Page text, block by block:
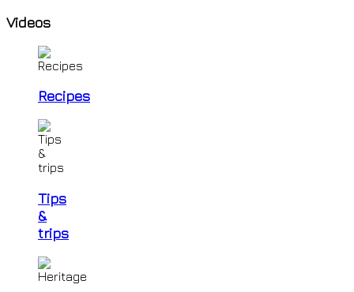
Videos
Recipes
Tips
&
trips